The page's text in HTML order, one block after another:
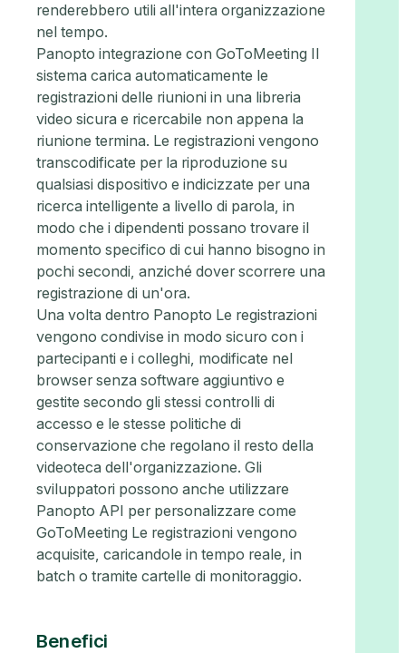
renderebbero utili all'intera organizzazione
nel tempo.
Panopto integrazione con GoToMeeting Il
sistema carica automaticamente le
registrazioni delle riunioni in una libreria
video sicura e ricercabile non appena la
riunione termina. Le registrazioni vengono
transcodificate per la riproduzione su
qualsiasi dispositivo e indicizzate per una
ricerca intelligente a livello di parola, in
modo che i dipendenti possano trovare il
momento specifico di cui hanno bisogno in
pochi secondi, anziché dover scorrere una
registrazione di un'ora.
Una volta dentro Panopto Le registrazioni
vengono condivise in modo sicuro con i
partecipanti e i colleghi, modificate nel
browser senza software aggiuntivo e
gestite secondo gli stessi controlli di
accesso e le stesse politiche di
conservazione che regolano il resto della
videoteca dell'organizzazione. Gli
sviluppatori possono anche utilizzare
Panopto API per personalizzare come
GoToMeeting Le registrazioni vengono
acquisite, caricandole in tempo reale, in
batch o tramite cartelle di monitoraggio.
Benefici